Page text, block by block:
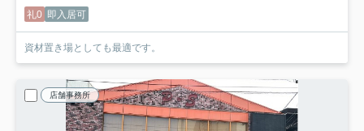
礼0 即入居可
資材置き場としても最適です。
店舗事務所